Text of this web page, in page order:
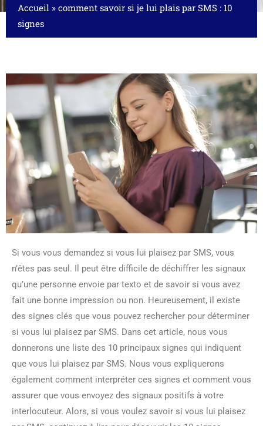
Accueil » comment savoir si je lui plais par SMS : 10
signes
Si vous vous demandez si vous lui plaisez par SMS, vous
n’êtes pas seul. Il peut être difficile de déchiffrer les signaux
qu’une personne envoie par texto et de savoir si vous avez
fait une bonne impression ou non. Heureusement, il existe
des signes clés que vous pouvez rechercher pour déterminer
si vous lui plaisez par SMS. Dans cet article, nous vous
donnerons une liste des 10 principaux signes qui indiquent
que vous lui plaisez par SMS. Nous vous expliquerons
également comment interpréter ces signes et comment vous
assurer que vous envoyez des signaux positifs à votre
interlocuteur. Alors, si vous voulez savoir si vous lui plaisez